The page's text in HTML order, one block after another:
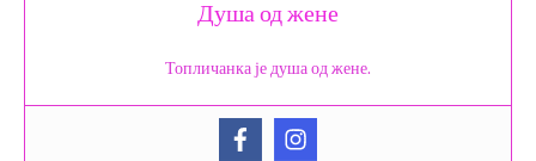
Душа од жене
Топличанка је душа од жене.